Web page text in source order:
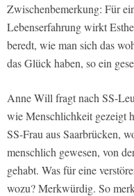
Zwischenbemerkung: Für
Lebenserfahrung wirkt
beredt, wie man sich das
das Glück haben, so ein
Anne Will fragt nach SS-
wie Menschlichkeit gezeigt
SS-Frau aus Saarbrücken,
menschlich gewesen, von
gehabt. Was für eine
wozu? Merkwürdig. So